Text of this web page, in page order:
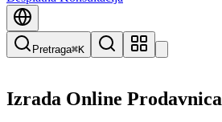
Pretraga⌘K
Izrada Online Prodavnica